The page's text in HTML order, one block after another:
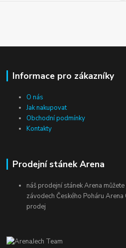
Informace pro zákazníky
O nás
Jak nakupovat
Obchodní podmínky
Kontakty
Prodejní stánek Arena
náš prodejní stánek Arena
závodech Českého Poháru
prodej